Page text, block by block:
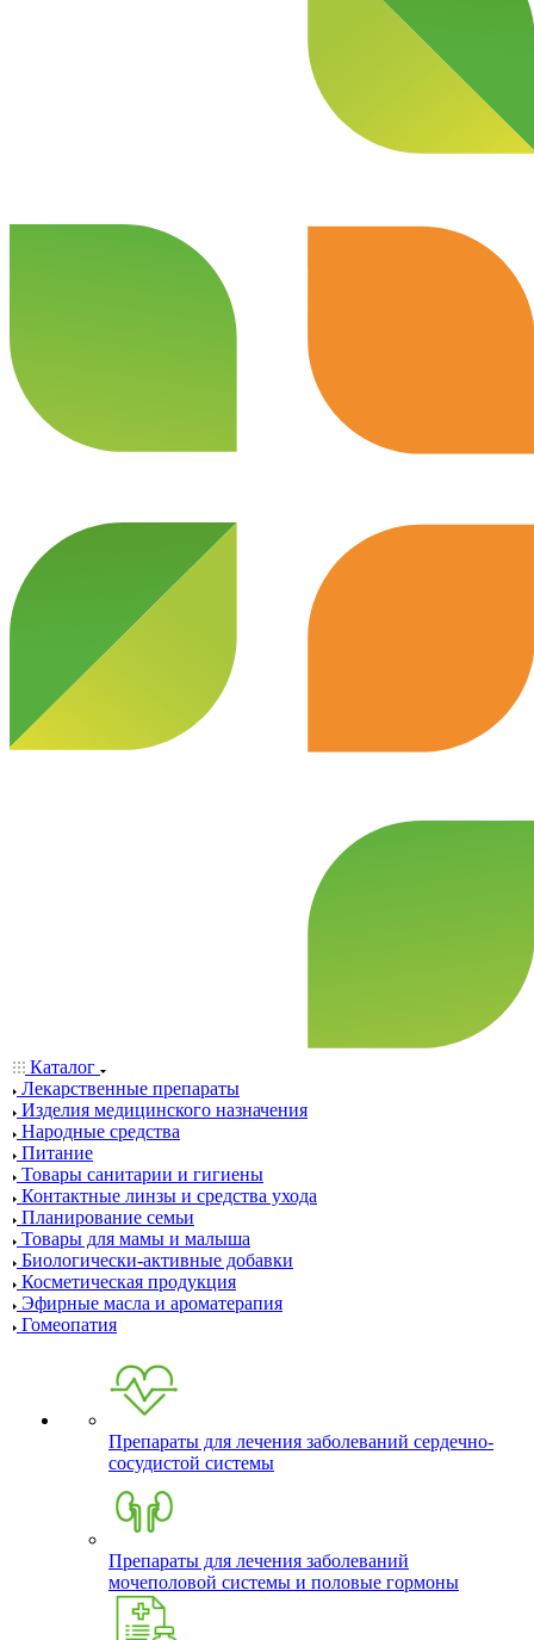
Каталог
Лекарственные препараты
Изделия медицинского назначения
Народные средства
Питание
Товары санитарии и гигиены
Контактные линзы и средства ухода
Планирование семьи
Товары для мамы и малыша
Биологически-активные добавки
Косметическая продукция
Эфирные масла и ароматерапия
Гомеопатия
Препараты для лечения заболеваний сердечно-
сосудистой системы
Препараты для лечения заболеваний
мочеполовой системы и половые гормоны